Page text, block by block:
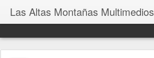
Las Altas Montañas Multimedios